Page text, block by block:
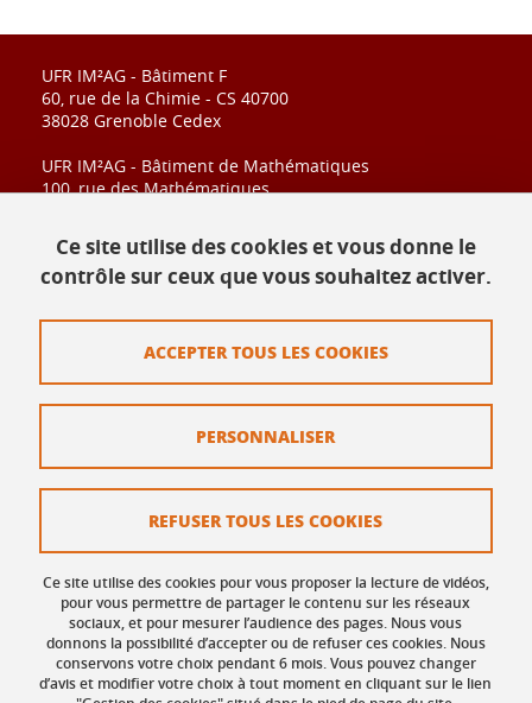
UFR IM²AG - Bâtiment F
60, rue de la Chimie - CS 40700
38028 Grenoble Cedex
UFR IM²AG - Bâtiment de Mathématiques
100, rue des Mathématiques
Contact
Mentions légales
Politique des Cookies
Gestion des cookies
Accessibilité : non conforme
Ce site utilise des cookies et vous donne le
contrôle sur ceux que vous souhaitez activer.
Ce site utilise des cookies pour vous proposer la lecture de vidéos,
pour vous permettre de partager le contenu sur les réseaux
sociaux, et pour mesurer l’audience des pages. Nous vous
donnons la possibilité d’accepter ou de refuser ces cookies. Nous
conservons votre choix pendant 6 mois. Vous pouvez changer
d’avis et modifier votre choix à tout moment en cliquant sur le lien
ACCEPTER TOUS LES COOKIES
REFUSER TOUS LES COOKIES
PERSONNALISER